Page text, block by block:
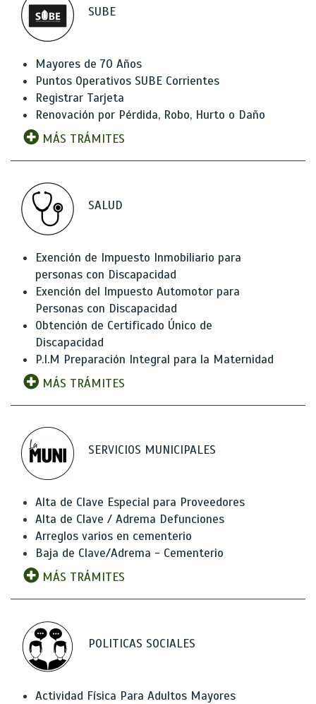
SUBE
Mayores de 70 Años
Puntos Operativos SUBE Corrientes
Registrar Tarjeta
Renovación por Pérdida, Robo, Hurto o Daño
MÁS TRÁMITES
SALUD
Exención de Impuesto Inmobiliario para
personas con Discapacidad
Exención del Impuesto Automotor para
Personas con Discapacidad
Obtención de Certificado Único de
Discapacidad
P.I.M Preparación Integral para la Maternidad
MÁS TRÁMITES
SERVICIOS MUNICIPALES
Alta de Clave Especial para Proveedores
Alta de Clave / Adrema Defunciones
Arreglos varios en cementerio
Baja de Clave/Adrema - Cementerio
MÁS TRÁMITES
POLITICAS SOCIALES
Actividad Física Para Adultos Mayores